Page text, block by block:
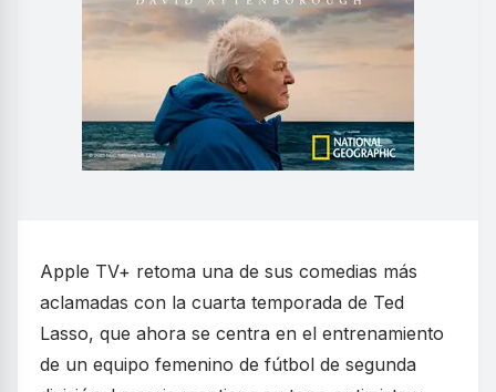
Apple TV+ retoma una de sus comedias más
aclamadas con la cuarta temporada de Ted
Lasso, que ahora se centra en el entrenamiento
de un equipo femenino de fútbol de segunda